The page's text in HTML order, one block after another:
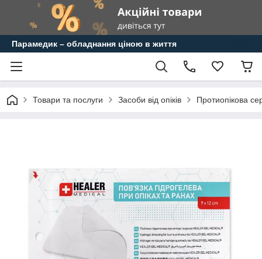
Парамедик – обладнання ціною в життя
Товари та послуги Засоби від опіків Протиопікова